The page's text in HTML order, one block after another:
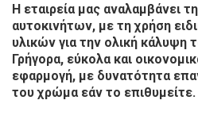
Η εταιρεία μας αναλαμβάνει
αυτοκινήτων, με τη χρήση
υλικών για την ολική κάλυψη
Γρήγορα, εύκολα και
εφαρμογή, με δυνατότητα
του χρώμα εάν το επιθυμείτε.